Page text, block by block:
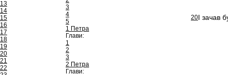
13
14
15
16
17
18
19
20
21
22
3
4
5
1 Петра
Глави:
1
2
3
2 Петра
Глави:
20І зачав